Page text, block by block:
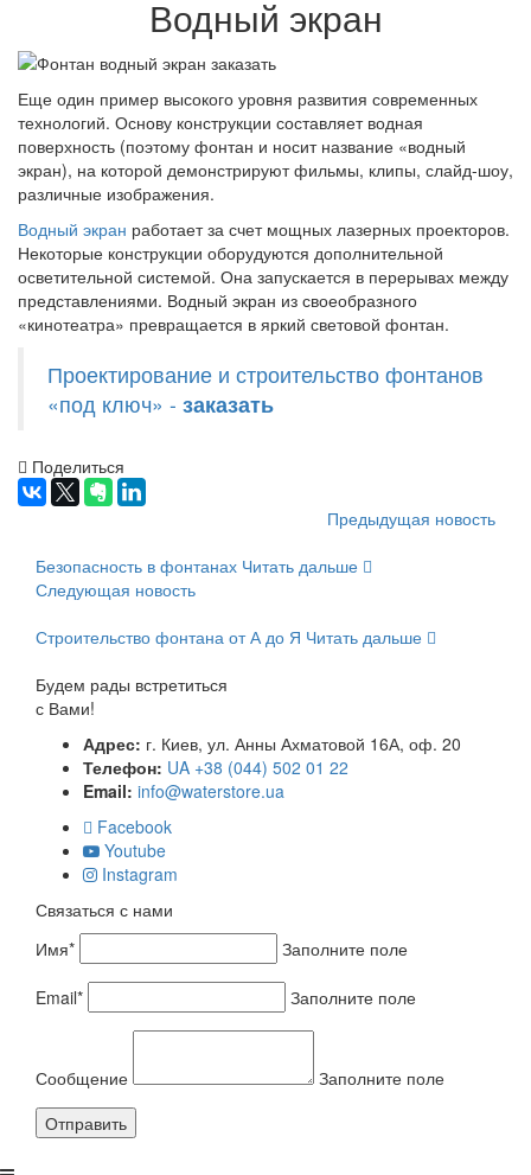
Водный экран
Еще один пример высокого уровня развития современных
технологий. Основу конструкции составляет водная
поверхность (поэтому фонтан и носит название «водный
экран), на которой демонстрируют фильмы, клипы, слайд-шоу,
различные изображения.
Водный экран работает за счет мощных лазерных проекторов.
Некоторые конструкции оборудуются дополнительной
осветительной системой. Она запускается в перерывах между
представлениями. Водный экран из своеобразного
«кинотеатра» превращается в яркий световой фонтан.
Проектирование и строительство фонтанов
«под ключ» - заказать
Поделиться
Предыдущая новость
Безопасность в фонтанах Читать дальше
Следующая новость
Строительство фонтана от А до Я Читать дальше
Будем рады встретиться
с Вами!
Адрес: г. Киев, ул. Анны Ахматовой 16А, оф. 20
Телефон: UA +38 (044) 502 01 22
Email: info@waterstore.ua
Facebook
Youtube
Instagram
Связаться с нами
Имя*
Заполните поле
Email* Заполните поле
Сообщение
Заполните поле
Отправить